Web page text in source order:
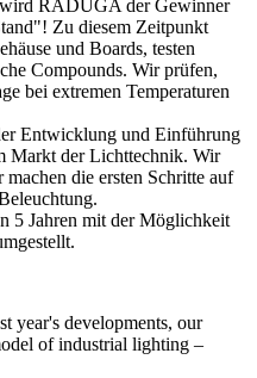
wird RADUGA der Gewinner
Zu diesem Zeitpunkt
und Boards, testen
Compounds. Wir prüfen,
bei extremen Temperaturen
Entwicklung und Einführung
Markt der Lichttechnik. Wir
die ersten Schritte auf
5 Jahren mit der Möglichkeit
year's developments, our
of industrial lighting –